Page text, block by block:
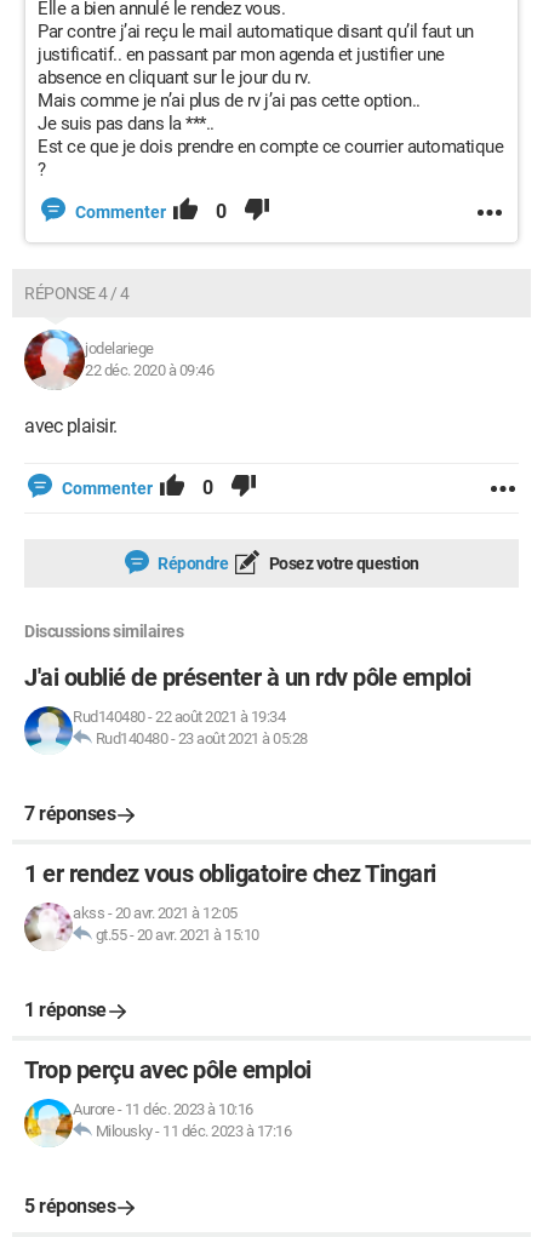
Elle a bien annulé le rendez vous.
Par contre j’ai reçu le mail automatique disant qu’il faut un
justificatif.. en passant par mon agenda et justifier une
absence en cliquant sur le jour du rv.
Mais comme je n’ai plus de rv j’ai pas cette option..
Je suis pas dans la ***..
Est ce que je dois prendre en compte ce courrier automatique
?
Commenter 0
RÉPONSE 4 / 4
jodelariege
22 déc. 2020 à 09:46
avec plaisir.
Commenter 0
Répondre Posez votre question
Discussions similaires
J'ai oublié de présenter à un rdv pôle emploi
Rud140480-22 août 2021 à 19:34
Rud140480-23 août 2021 à 05:28
7 réponses
1 er rendez vous obligatoire chez Tingari
akss -20 avr. 2021 à 12:05
gt.55-20 avr. 2021 à 15:10
1 réponse
Trop perçu avec pôle emploi
Aurore- 11 déc. 2023 à 10:16
Milousky- 11 déc. 2023 à 17:16
5 réponses